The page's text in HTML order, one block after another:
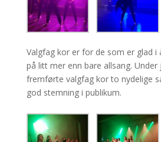
Valgfag kor er for de som er glad i
på litt mer enn bare allsang. Under
fremførte valgfag kor to nydelige
god stemning i publikum.